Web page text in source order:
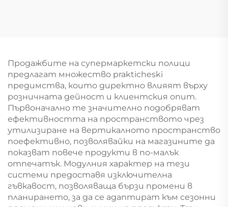
Продажбите на супермаркетски полици
предлагат множество prakticheski
предимства, които директно влияят върху
розничната дейност и клиентския опит.
Първоначално те значително подобряват
ефективността на пространството чрез
утилизиране на вертикалното пространство
поефективно, позволявайки на магазините да
показват повече продукти в по-малък
отпечатък. Модулния характер на тези
системи предоставя изключителна
гъвкавост, позволяваща бързи промени в
планирането, за да се адаптират към сезонни